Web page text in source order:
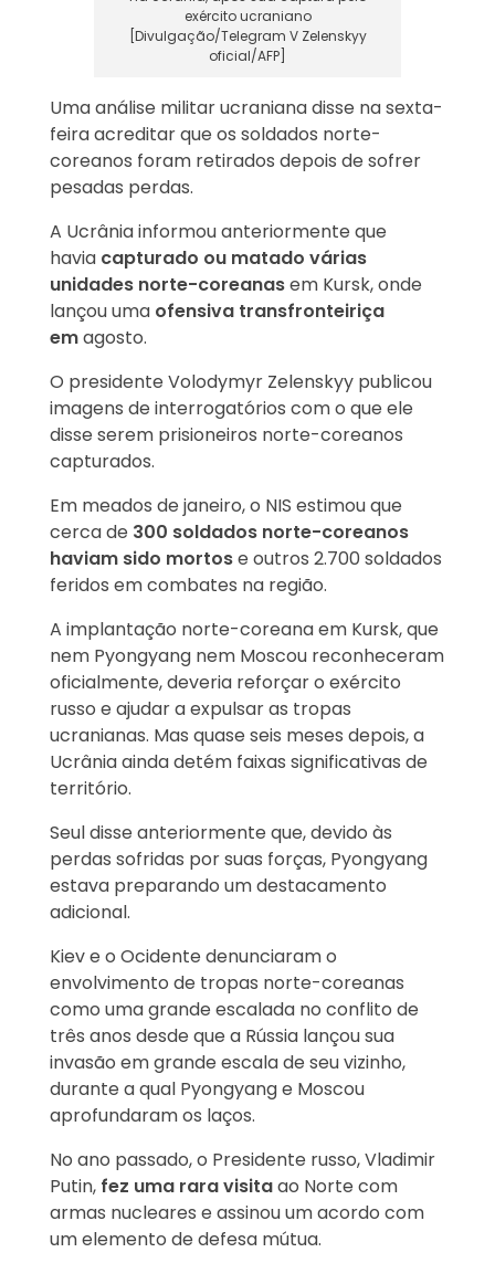
exército ucraniano
[Divulgação/Telegram V Zelenskyy
oficial/AFP]
Uma análise militar ucraniana disse na sexta-
feira acreditar que os soldados norte-
coreanos foram retirados depois de sofrer
pesadas perdas.
A Ucrânia informou anteriormente que
havia capturado ou matado várias
unidades norte-coreanasem Kursk, onde
lançou uma ofensiva transfronteiriça
emagosto.
O presidente Volodymyr Zelenskyy publicou
imagens de interrogatórios com o que ele
disse serem prisioneiros norte-coreanos
capturados.
Em meados de janeiro, o NIS estimou que
cerca de 300 soldados norte-coreanos
haviam sido mortose outros 2.700 soldados
feridos em combates na região.
A implantação norte-coreana em Kursk, que
nem Pyongyang nem Moscou reconheceram
oficialmente, deveria reforçar o exército
russo e ajudar a expulsar as tropas
ucranianas. Mas quase seis meses depois, a
Ucrânia ainda detém faixas significativas de
território.
Seul disse anteriormente que, devido às
perdas sofridas por suas forças, Pyongyang
estava preparando um destacamento
adicional.
Kiev e o Ocidente denunciaram o
envolvimento de tropas norte-coreanas
como uma grande escalada no conflito de
três anos desde que a Rússia lançou sua
invasão em grande escala de seu vizinho,
durante a qual Pyongyang e Moscou
aprofundaram os laços.
No ano passado, o Presidente russo, Vladimir
Putin, fez uma rara visitaao Norte com
armas nucleares e assinou um acordo com
um elemento de defesa mútua.